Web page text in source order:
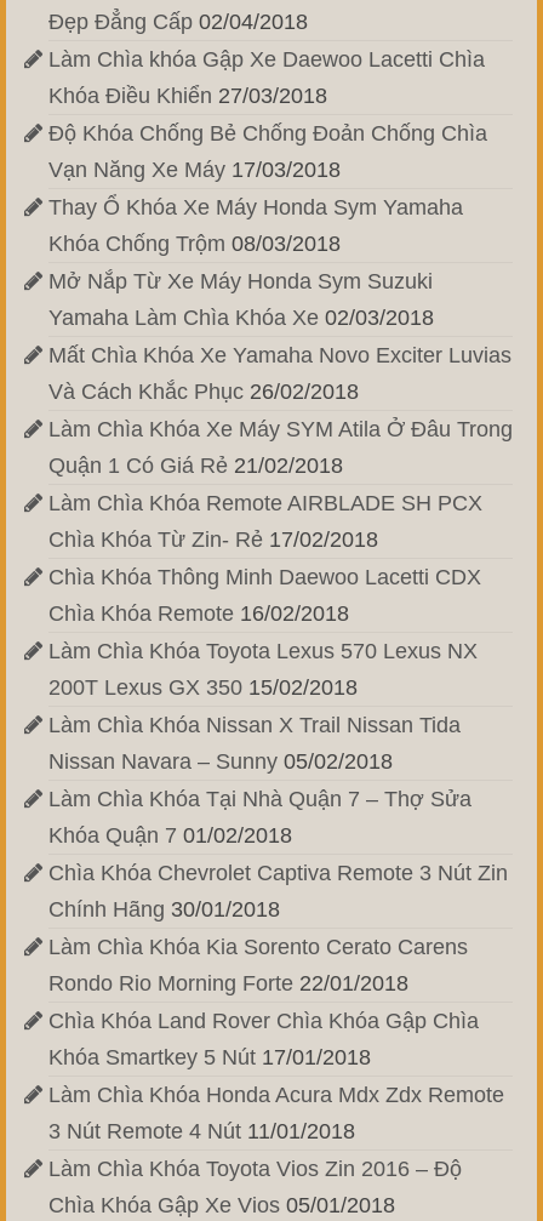
Đẹp Đẳng Cấp 02/04/2018
Làm Chìa khóa Gập Xe Daewoo Lacetti Chìa
Khóa Điều Khiển 27/03/2018
Độ Khóa Chống Bẻ Chống Đoản Chống Chìa
Vạn Năng Xe Máy 17/03/2018
Thay Ổ Khóa Xe Máy Honda Sym Yamaha
Khóa Chống Trộm 08/03/2018
Mở Nắp Từ Xe Máy Honda Sym Suzuki
Yamaha Làm Chìa Khóa Xe 02/03/2018
Mất Chìa Khóa Xe Yamaha Novo Exciter Luvias
Và Cách Khắc Phục 26/02/2018
Làm Chìa Khóa Xe Máy SYM Atila Ở Đâu Trong
Quận 1 Có Giá Rẻ 21/02/2018
Làm Chìa Khóa Remote AIRBLADE SH PCX
Chìa Khóa Từ Zin- Rẻ 17/02/2018
Chìa Khóa Thông Minh Daewoo Lacetti CDX
Chìa Khóa Remote 16/02/2018
Làm Chìa Khóa Toyota Lexus 570 Lexus NX
200T Lexus GX 350 15/02/2018
Làm Chìa Khóa Nissan X Trail Nissan Tida
Nissan Navara – Sunny 05/02/2018
Làm Chìa Khóa Tại Nhà Quận 7 – Thợ Sửa
Khóa Quận 7 01/02/2018
Chìa Khóa Chevrolet Captiva Remote 3 Nút Zin
Chính Hãng 30/01/2018
Làm Chìa Khóa Kia Sorento Cerato Carens
Rondo Rio Morning Forte 22/01/2018
Chìa Khóa Land Rover Chìa Khóa Gập Chìa
Khóa Smartkey 5 Nút 17/01/2018
Làm Chìa Khóa Honda Acura Mdx Zdx Remote
3 Nút Remote 4 Nút 11/01/2018
Làm Chìa Khóa Toyota Vios Zin 2016 – Độ
Chìa Khóa Gập Xe Vios 05/01/2018